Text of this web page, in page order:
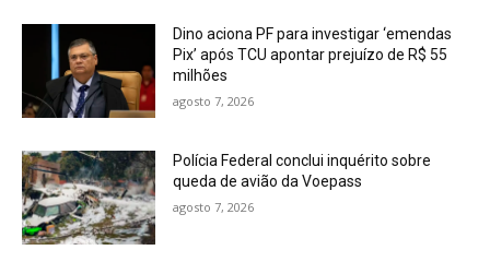
Dino aciona PF para investigar ‘emendas
Pix’ após TCU apontar prejuízo de R$ 55
milhões
agosto 7, 2026
Polícia Federal conclui inquérito sobre
queda de avião da Voepass
agosto 7, 2026